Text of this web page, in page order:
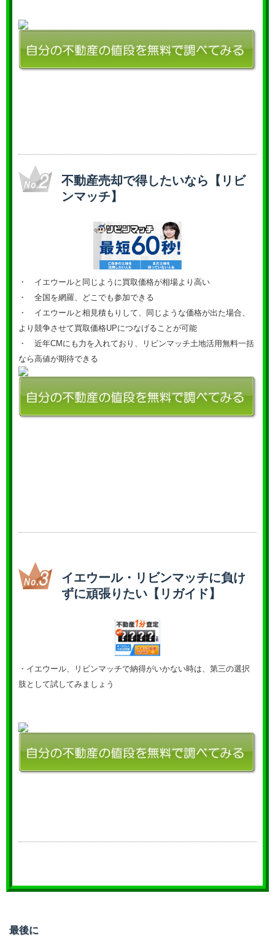
不動産売却で得したいなら【リビ
ンマッチ】
・ イエウールと同じように買取価格が相場より高い
・ 全国を網羅、どこでも参加できる
・ イエウールと相見積もりして、同じような価格が出た場合、
より競争させて買取価格UPにつなげることが可能
・ 近年CMにも力を入れており、リビンマッチ土地活用無料一括
なら高値が期待できる
イエウール・リビンマッチに負け
ずに頑張りたい【リガイド】
・イエウール、リビンマッチで納得がいかない時は、第三の選択
肢として試してみましょう
最後に